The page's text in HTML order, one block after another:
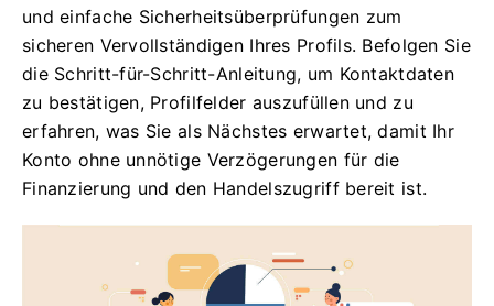
und einfache Sicherheitsüberprüfungen zum
sicheren Vervollständigen Ihres Profils. Befolgen Sie
die Schritt-für-Schritt-Anleitung, um Kontaktdaten
zu bestätigen, Profilfelder auszufüllen und zu
erfahren, was Sie als Nächstes erwartet, damit Ihr
Konto ohne unnötige Verzögerungen für die
Finanzierung und den Handelszugriff bereit ist.